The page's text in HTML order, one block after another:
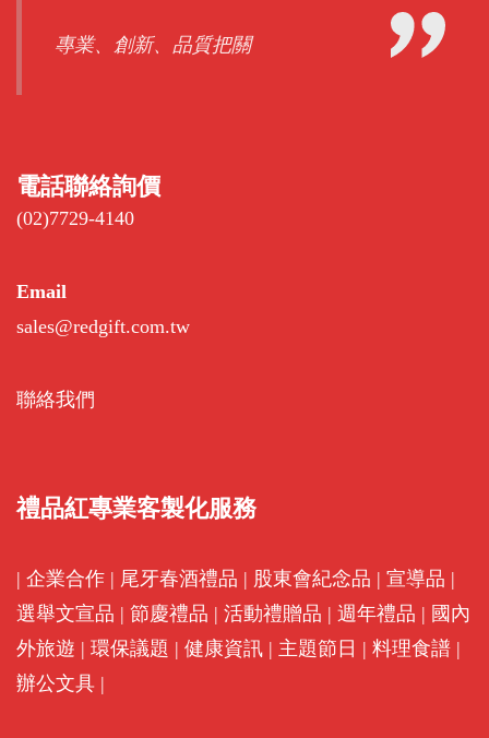
專業、創新、品質把關
電話聯絡詢價
(02)7729-4140
Email
sales@redgift.com.tw
聯絡我們
禮品紅專業客製化服務
| 企業合作 | 尾牙春酒禮品 | 股東會紀念品 | 宣導品 |
選舉文宣品 | 節慶禮品 | 活動禮贈品 | 週年禮品 | 國內
外旅遊 | 環保議題 | 健康資訊 | 主題節日 | 料理食譜 |
辦公文具 |